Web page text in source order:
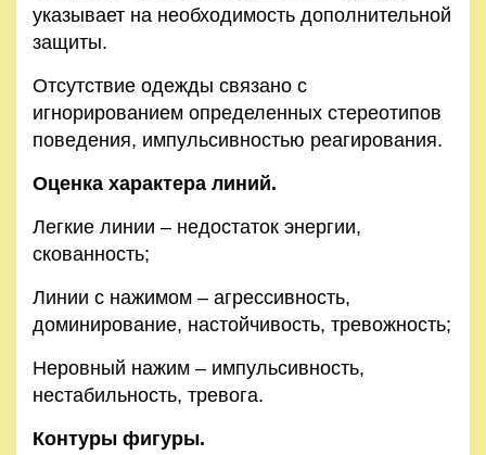
указывает на необходимость дополнительной
защиты.
Отсутствие одежды связано с
игнорированием определенных стереотипов
поведения, импульсивностью реагирования.
Оценка характера линий.
Легкие линии – недостаток энергии,
скованность;
Линии с нажимом – агрессивность,
доминирование, настойчивость, тревожность;
Неровный нажим – импульсивность,
нестабильность, тревога.
Контуры фигуры.